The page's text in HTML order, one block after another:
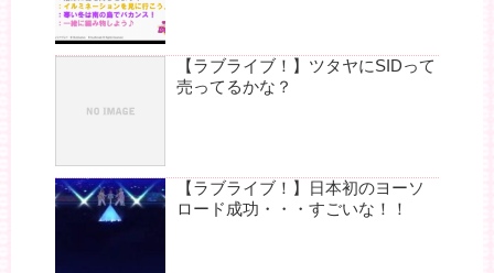
【ラブライブ！】ツタヤにSIDって
売ってるかな？
【ラブライブ！】日本初のヨーソ
ロード成功・・・すごいな！！